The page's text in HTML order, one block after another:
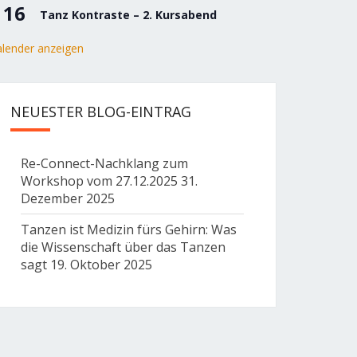
16 Tanz Kontraste – 2. Kursabend
anzeigen
NEUESTER BLOG-EINTRAG
Re-Connect-Nachklang zum
Workshop vom 27.12.2025 31.
Dezember 2025
Tanzen ist Medizin fürs Gehirn: Was
die Wissenschaft über das Tanzen
sagt 19. Oktober 2025